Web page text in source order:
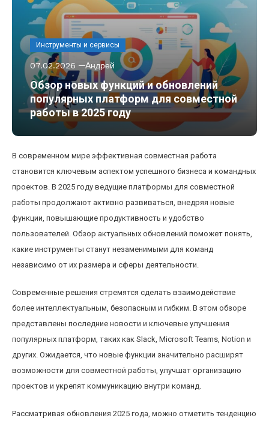
Инструменты и сервисы
07.02.2026 Андрей
Обзор новых функций и обновлений
популярных платформ для совместной
работы в 2025 году
В современном мире эффективная совместная работа
становится ключевым аспектом успешного бизнеса и командных
проектов. В 2025 году ведущие платформы для совместной
работы продолжают активно развиваться, внедряя новые
функции, повышающие продуктивность и удобство
пользователей. Обзор актуальных обновлений поможет понять,
какие инструменты станут незаменимыми для команд
независимо от их размера и сферы деятельности.
Современные решения стремятся сделать взаимодействие
более интеллектуальным, безопасным и гибким. В этом обзоре
представлены последние новости и ключевые улучшения
популярных платформ, таких как Slack, Microsoft Teams, Notion и
других. Ожидается, что новые функции значительно расширят
возможности для совместной работы, улучшат организацию
проектов и укрепят коммуникацию внутри команд.
Рассматривая обновления 2025 года, можно отметить тенденцию